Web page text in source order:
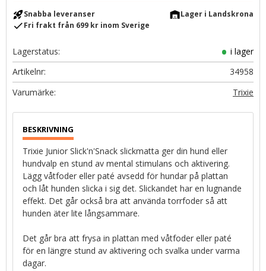
rocket_launchSnabba leveranser warehouseLager i Landskrona
checkFri frakt från 699 kr inom Sverige
Lagerstatus
i lager
Artikelnr
34958
Trixie
Trixie Junior Slick'n'Snack slickmatta ger din hund eller
hundvalp en stund av mental stimulans och aktivering.
Lägg våtfoder eller paté avsedd för hundar på plattan
och låt hunden slicka i sig det. Slickandet har en lugnande
effekt. Det går också bra att använda torrfoder så att
hunden äter lite långsammare.
Det går bra att frysa in plattan med våtfoder eller paté
för en längre stund av aktivering och svalka under varma
dagar.